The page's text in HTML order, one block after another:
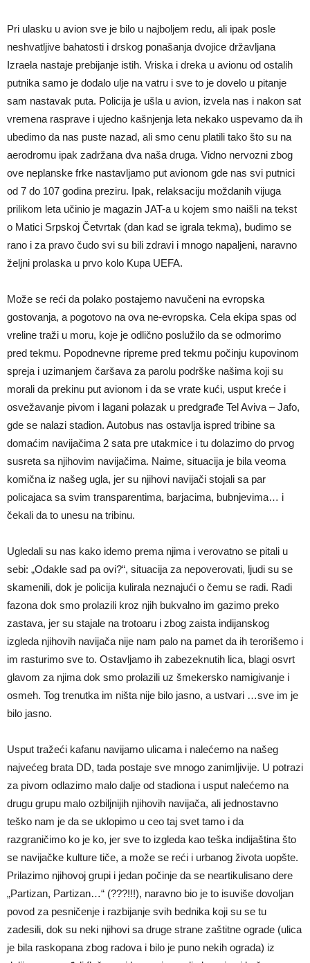
Pri ulasku u avion sve je bilo u najboljem redu, ali ipak posle
neshvatljive bahatosti i drskog ponašanja dvojice državljana
Izraela nastaje prebijanje istih. Vriska i dreka u avionu od ostalih
putnika samo je dodalo ulje na vatru i sve to je dovelo u pitanje
sam nastavak puta. Policija je ušla u avion, izvela nas i nakon sat
vremena rasprave i ujedno kašnjenja leta nekako uspevamo da ih
ubedimo da nas puste nazad, ali smo cenu platili tako što su na
aerodromu ipak zadržana dva naša druga. Vidno nervozni zbog
ove neplanske frke nastavljamo put avionom gde nas svi putnici
od 7 do 107 godina preziru. Ipak, relaksaciju moždanih vijuga
prilikom leta učinio je magazin JAT-a u kojem smo naišli na tekst
o Matici Srpskoj Četvrtak (dan kad se igrala tekma), budimo se
rano i za pravo čudo svi su bili zdravi i mnogo napaljeni, naravno
željni prolaska u prvo kolo Kupa UEFA.
Može se reći da polako postajemo navučeni na evropska
gostovanja, a pogotovo na ova ne-evropska. Cela ekipa spas od
vreline traži u moru, koje je odlično poslužilo da se odmorimo
pred tekmu. Popodnevne ripreme pred tekmu počinju kupovinom
spreja i uzimanjem čaršava za parolu podrške našima koji su
morali da prekinu put avionom i da se vrate kući, usput kreće i
osvežavanje pivom i lagani polazak u predgrađe Tel Aviva – Jafo,
gde se nalazi stadion. Autobus nas ostavlja ispred tribine sa
domaćim navijačima 2 sata pre utakmice i tu dolazimo do prvog
susreta sa njihovim navijačima. Naime, situacija je bila veoma
komična iz našeg ugla, jer su njihovi navijači stojali sa par
policajaca sa svim transparentima, barjacima, bubnjevima… i
čekali da to unesu na tribinu.
Ugledali su nas kako idemo prema njima i verovatno se pitali u
sebi: „Odakle sad pa ovi?“, situacija za nepoverovati, ljudi su se
skamenili, dok je policija kulirala neznajući o čemu se radi. Radi
fazona dok smo prolazili kroz njih bukvalno im gazimo preko
zastava, jer su stajale na trotoaru i zbog zaista indijanskog
izgleda njihovih navijača nije nam palo na pamet da ih terorišemo i
im rasturimo sve to. Ostavljamo ih zabezeknutih lica, blagi osvrt
glavom za njima dok smo prolazili uz šmekersko namigivanje i
osmeh. Tog trenutka im ništa nije bilo jasno, a ustvari …sve im je
bilo jasno.
Usput tražeći kafanu navijamo ulicama i nalećemo na našeg
najvećeg brata DD, tada postaje sve mnogo zanimljivije. U potrazi
za pivom odlazimo malo dalje od stadiona i usput nalećemo na
drugu grupu malo ozbiljnijih njihovih navijača, ali jednostavno
teško nam je da se uklopimo u ceo taj svet tamo i da
razgraničimo ko je ko, jer sve to izgleda kao teška indijaština što
se navijačke kulture tiče, a može se reći i urbanog života uopšte.
Prilazimo njihovoj grupi i jedan počinje da se neartikulisano dere
„Partizan, Partizan…“ (???!!!), naravno bio je to isuviše dovoljan
povod za pesničenje i razbijanje svih bednika koji su se tu
zadesili, dok su neki njihovi sa druge strane zaštitne ograde (ulica
je bila raskopana zbog radova i bilo je puno nekih ograda) iz